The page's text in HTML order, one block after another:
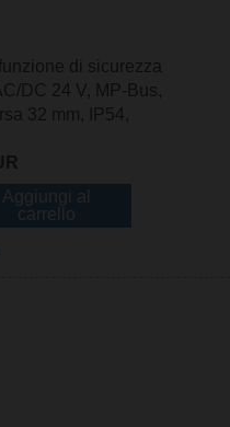
di sicurezza
DC 24 V, MP-Bus,
32 mm, IP54,